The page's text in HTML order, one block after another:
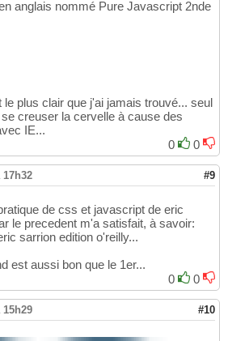
anglais nommé Pure Javascript 2nde
plus clair que j'ai jamais trouvé... seul
creuser la cervelle à cause des
IE...
0
0
17h32 #9
de css et javascript de eric
le precedent m'a satisfait, à savoir:
sarrion edition o'reilly...
est aussi bon que le 1er...
0
0
15h29 #10